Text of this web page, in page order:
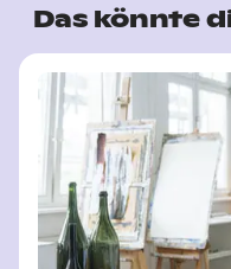
Das könnte